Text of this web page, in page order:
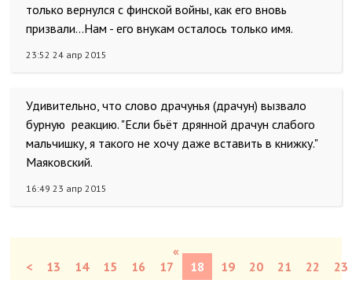
только вернулся с финской войны, как его вновь
призвали...Нам - его внукам осталось только имя.
23:52 24 апр 2015
Удивительно, что слово драчунья (драчун) вызвало
бурную реакцию. "Если бьёт дрянной драчун слабого
мальчишку, я такого не хочу даже вставить в книжку."
Маяковский.
16:49 23 апр 2015
«
<
13 14 15 16 17 18 19 20 21 22 23